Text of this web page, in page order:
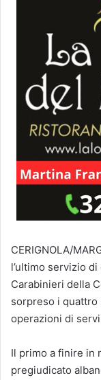
CERIGNOLA/
l’ultimo servizio
Carabinieri della
sorpreso i quattro
operazioni di
Il primo a finire in
pregiudicato